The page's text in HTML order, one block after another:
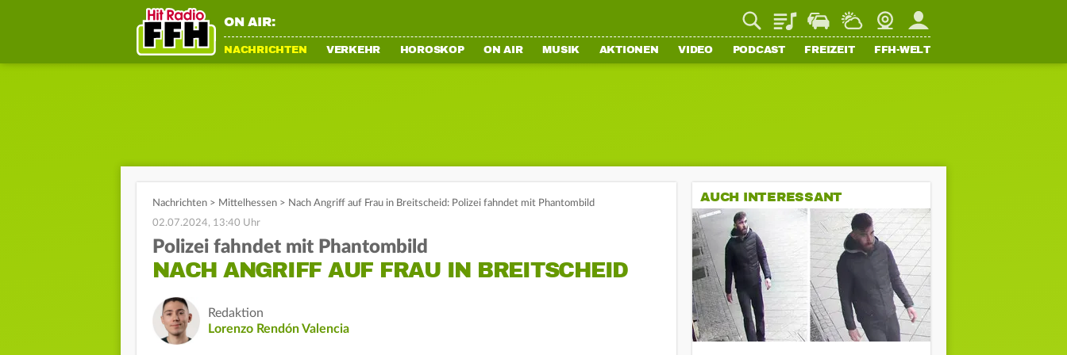
ON AIR: PlaylistStaupilotWetterWebcamMein FFH
NACHRICHTEN VERKEHR HOROSKOP ON AIR MUSIK AKTIONEN VIDEO PODCAST FREIZEIT FFH-WELT
Nachrichten > Mittelhessen > Nach Angriff auf Frau in Breitscheid: Polizei fahndet mit Phantombild
02.07.2024, 13:40 Uhr
Polizei fahndet mit Phantombild
NACH ANGRIFF AUF FRAU IN BREITSCHEID
Redaktion
Lorenzo Rendón Valencia
AUCH INTERESSANT